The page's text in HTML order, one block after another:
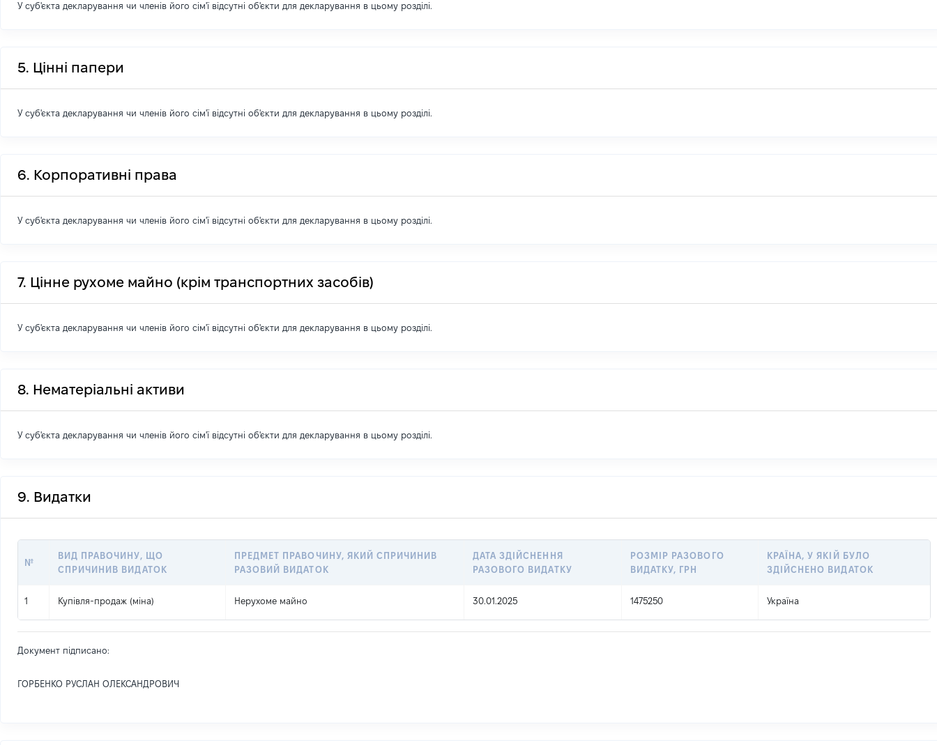
У суб'єкта декларування чи членів його сім'ї відсутні об'єкти для декларування в цьому розділі.
5. Цінні папери
У суб'єкта декларування чи членів його сім'ї відсутні об'єкти для декларування в цьому розділі.
6. Корпоративні права
У суб'єкта декларування чи членів його сім'ї відсутні об'єкти для декларування в цьому розділі.
7. Цінне рухоме майно (крім транспортних засобів)
У суб'єкта декларування чи членів його сім'ї відсутні об'єкти для декларування в цьому розділі.
8. Нематеріальні активи
У суб'єкта декларування чи членів його сім'ї відсутні об'єкти для декларування в цьому розділі.
9. Видатки
№
ВИД ПРАВОЧИНУ, ЩО
СПРИЧИНИВ ВИДАТОК
ПРЕДМЕТ ПРАВОЧИНУ, ЯКИЙ СПРИЧИНИВ
РАЗОВИЙ ВИДАТОК
ДАТА ЗДІЙСНЕННЯ
РАЗОВОГО ВИДАТКУ
РОЗМІР РАЗОВОГО
ВИДАТКУ, ГРН
КРАЇНА, У ЯКІЙ БУЛО
ЗДІЙСНЕНО ВИДАТОК
1 Купівля-продаж (міна) Нерухоме майно 30.01.2025 1475250 Україна
Документ підписано:
ГОРБЕНКО РУСЛАН ОЛЕКСАНДРОВИЧ